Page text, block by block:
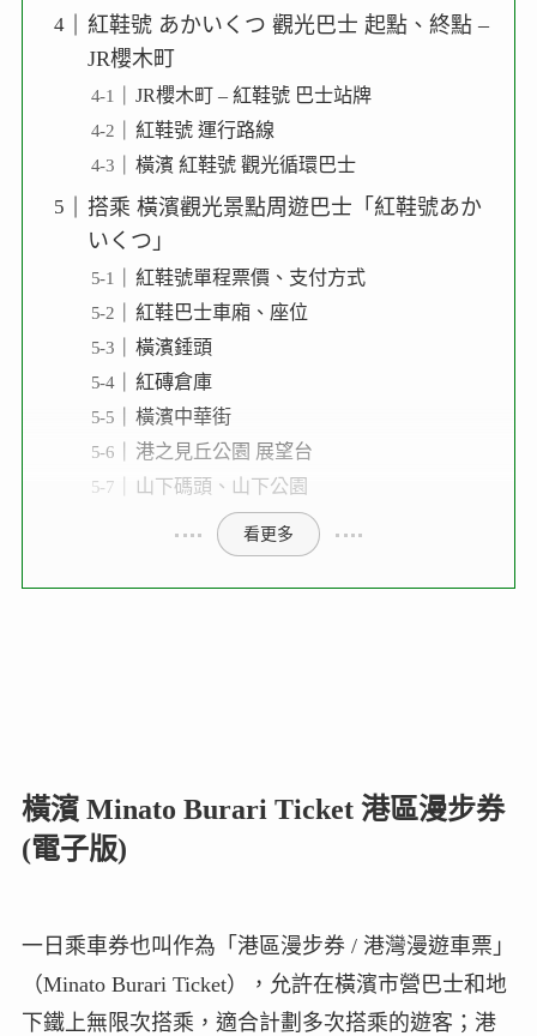
紅鞋號 あかいくつ 觀光巴士 起點、終點 –
JR櫻木町
JR櫻木町 – 紅鞋號 巴士站牌
紅鞋號 運行路線
橫濱 紅鞋號 觀光循環巴士
搭乘 橫濱觀光景點周遊巴士「紅鞋號あか
いくつ」
紅鞋號單程票價、支付方式
紅鞋巴士車廂、座位
橫濱錘頭
紅磚倉庫
橫濱中華街
港之見丘公園 展望台
山下碼頭、山下公園
看更多
橫濱 Minato Burari Ticket 港區漫步券
(電子版)
一日乘車券也叫作為「港區漫步券 / 港灣漫遊車票」
（Minato Burari Ticket），允許在橫濱市營巴士和地
下鐵上無限次搭乘，適合計劃多次搭乘的遊客；港